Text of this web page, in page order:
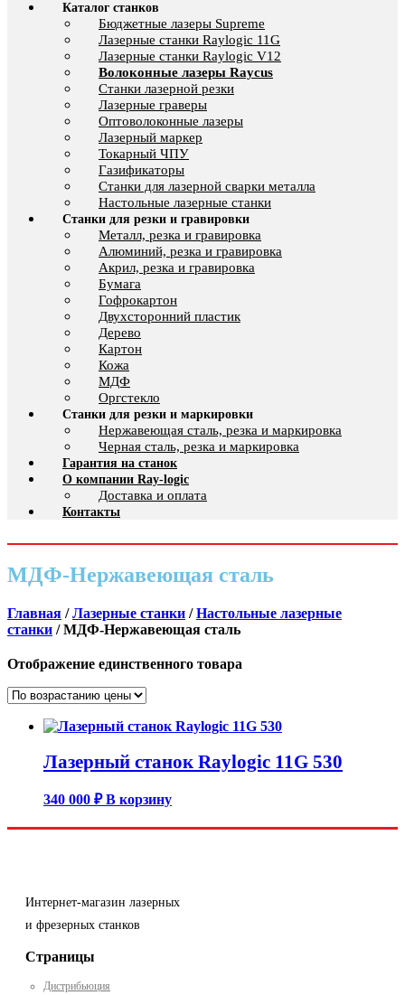
Каталог станков
Бюджетные лазеры Supreme
Лазерные станки Raylogic 11G
Лазерные станки Raylogic V12
Волоконные лазеры Raycus
Станки лазерной резки
Лазерные граверы
Оптоволоконные лазеры
Лазерный маркер
Токарный ЧПУ
Газификаторы
Cтанки для лазерной сварки металла
Настольные лазерные станки
Станки для резки и гравировки
Металл, резка и гравировка
Алюминий, резка и гравировка
Акрил, резка и гравировка
Бумага
Гофрокартон
Двухсторонний пластик
Дерево
Картон
Кожа
МДФ
Оргстекло
Станки для резки и маркировки
Нержавеющая сталь, резка и маркировка
Черная сталь, резка и маркировка
Гарантия на станок
О компании Ray-logic
Доставка и оплата
Контакты
МДФ-Нержавеющая сталь
Главная /Лазерные станки /Настольные лазерные
станки / МДФ-Нержавеющая сталь
Отображение единственного товара
Лазерный станок Raylogic 11G 530
340 000 ₽ В корзину
Интернет-магазин лазерных
и фрезерных станков
Страницы
Дистрибьюция